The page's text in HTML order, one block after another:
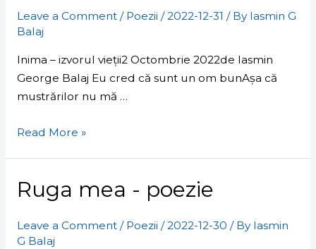
Leave a Comment / Poezii /2022-12-31 / By Iasmin G
Balaj
Inima – izvorul vieții2 Octombrie 2022de Iasmin
George Balaj Eu cred că sunt un om bunAșa că
mustrărilor nu mă …
izvorul
vieții
Read More »
Ruga mea - poezie
Leave a Comment / Poezii /2022-12-30 / By Iasmin
G Balaj
Ruga
-
poezie